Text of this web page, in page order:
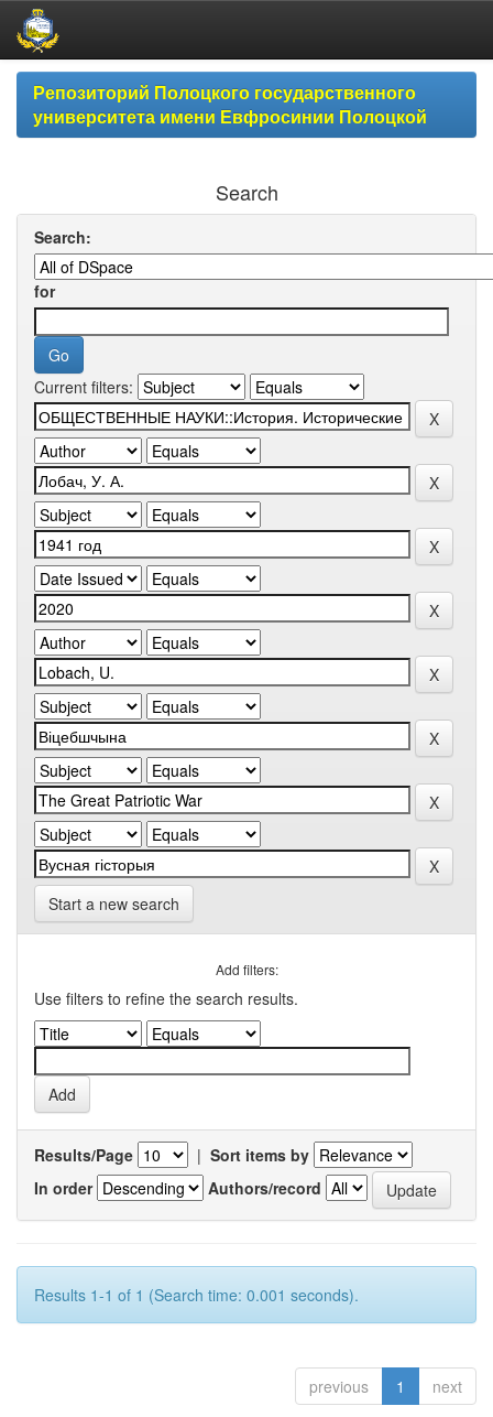
Skip
navigationРепозиторий Полоцкого государственного
университета имени Евфросинии Полоцкой
Search
Search:
for
Current filters:
Start a new search
Add filters:
Use filters to refine the search results.
Results/Page | Sort items by
In order
Authors/record
Results 1-1 of 1 (Search time: 0.001 seconds).
previous 1 next